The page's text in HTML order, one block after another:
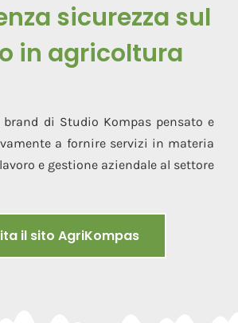
sicurezza sul
in agricoltura
brand di Studio Kompas pensato e
a fornire servizi in materia
e gestione aziendale al settore
il sito AgriKompas